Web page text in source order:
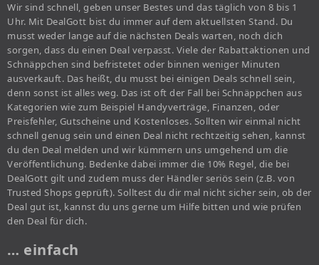
Wir sind schnell, geben unser Bestes und das täglich von 8 bis 1
Uhr. Mit DealGott bist du immer auf dem aktuellsten Stand. Du
musst weder lange auf die nächsten Deals warten, noch dich
sorgen, dass du einen Deal verpasst. Viele der Rabattaktionen und
Schnäppchen sind befristetet oder binnen weniger Minuten
ausverkauft. Das heißt, du musst bei einigen Deals schnell sein,
denn sonst ist alles weg. Das ist oft der Fall bei Schnäppchen aus
Kategorien wie zum Beispiel Handyverträge, Finanzen, oder
Preisfehler, Gutscheine und Kostenloses. Sollten wir einmal nicht
schnell genug sein und einen Deal nicht rechtzeitig sehen, kannst
du den Deal melden und wir kümmern uns umgehend um die
Veröffentlichung. Bedenke dabei immer die 10% Regel, die bei
DealGott gilt und zudem muss der Händler seriös sein (z.B. von
Trusted Shops geprüft). Solltest du dir mal nicht sicher sein, ob der
Deal gut ist, kannst du uns gerne um Hilfe bitten und wie prüfen
den Deal für dich.
… einfach